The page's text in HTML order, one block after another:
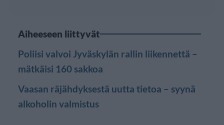
Aiheeseen liittyvät
Poliisi valvoi Jyväskylän rallin liikennettä –
mätkäisi 160 sakkoa
Vaasan räjähdyksestä uutta tietoa – syynä
alkoholin valmistus